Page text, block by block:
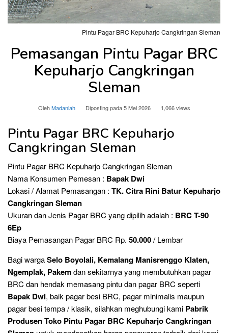
Pintu Pagar BRC Kepuharjo Cangkringan Sleman
Pemasangan Pintu Pagar BRC
Kepuharjo Cangkringan
Sleman
OlehMadaniah Diposting pada5 Mei 2026 1,066 views
Pintu Pagar BRC Kepuharjo
Cangkringan Sleman
Pintu Pagar BRC Kepuharjo Cangkringan Sleman
Nama Konsumen Pemesan : Bapak Dwi
Lokasi / Alamat Pemasangan : TK. Citra Rini Batur Kepuharjo
Cangkringan Sleman
Ukuran dan Jenis Pagar BRC yang dipilih adalah : BRC T-90
6Ep
Biaya Pemasangan Pagar BRC Rp. 50.000/ Lembar
Bagi wargaSelo Boyolali, Kemalang Manisrenggo Klaten,
Ngemplak, Pakemdan sekitarnya yang membutuhkan pagar
BRC dan hendak memasang pintu dan pagar BRC seperti
Bapak Dwi, baik pagar besi BRC, pagar minimalis maupun
pagar besi tempa / klasik, silahkan meghubungi kami Pabrik
Produsen Toko Pintu Pagar BRC Kepuharjo Cangkringan